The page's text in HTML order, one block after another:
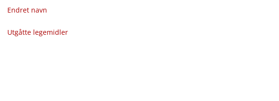
Endret navn
Utgåtte legemidler